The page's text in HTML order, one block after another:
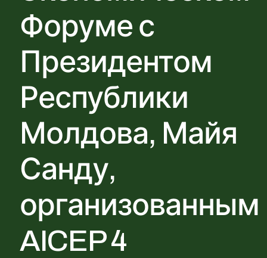
Форуме с
Президентом
Республики
Молдова, Майя
Санду,
организованным
AICEP 4